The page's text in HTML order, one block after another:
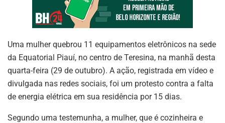
Uma mulher quebrou 11 equipamentos eletrônicos na sede
da Equatorial Piauí, no centro de Teresina, na manhã desta
quarta-feira (29 de outubro). A ação, registrada em vídeo e
divulgada nas redes sociais, foi um protesto contra a falta
de energia elétrica em sua residência por 15 dias.
Segundo uma testemunha, a mulher, que é cozinheira e